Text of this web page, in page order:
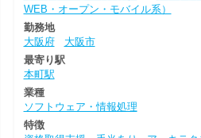
WEB・オープン・モバイル系）
勤務地
大阪府
大阪市
最寄り駅
本町駅
業種
ソフトウェア・情報処理
特徴